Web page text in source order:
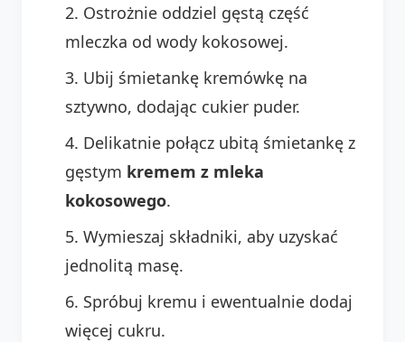
Ostrożnie oddziel gęstą część
mleczka od wody kokosowej.
Ubij śmietankę kremówkę na
sztywno, dodając cukier puder.
Delikatnie połącz ubitą śmietankę z
gęstym kremem z mleka
kokosowego.
Wymieszaj składniki, aby uzyskać
jednolitą masę.
Spróbuj kremu i ewentualnie dodaj
więcej cukru.